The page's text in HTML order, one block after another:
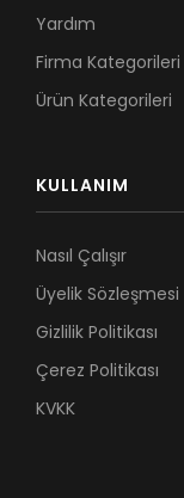
Yardım
Firma Kategorileri
Ürün Kategorileri
KULLANIM
Nasıl Çalışır
Üyelik Sözleşmesi
Gizlilik Politikası
Çerez Politikası
KVKK